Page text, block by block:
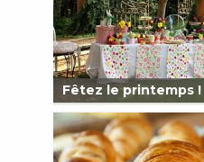
Fêtez le printemps !